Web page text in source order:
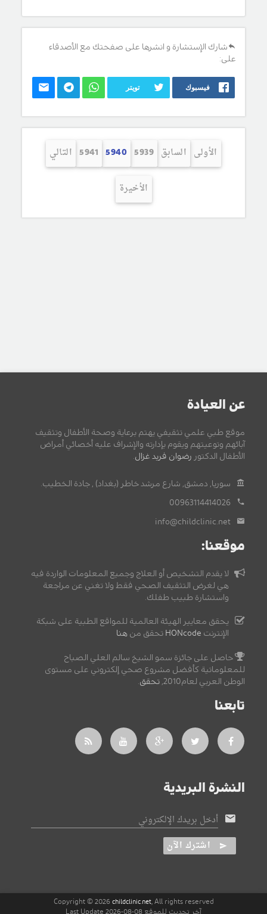
شارك الإستشارة و انشرها على صفحتك مع الأصدقاء
على:
فيسبوك تويتر
الأولى السابق 5939
5940
5941 التالي
الأخيرة
عن العيادة
موقع طبي علمي تثقيفي يهتم برعاية وصحة الأطفال وتثقيف
آبائهم وتوعيتهم ويقوم بإدارته والإشراف عليه أخصائي أمراض
الأطفال الدكتور رضوان فريد غزال
سوريا, دمشق, شارع مرشد خاطر (بغداد) , جادة الخطيب.
00963114414026
info@childclinic.net
موقعنا:
لا يقدم التشخيص أو العلاج وجميع المعلومات الواردة فيه
هي لغرض التثقيف الصحي فقط ولا تغني عن مراجعة
واستشارة طبيب طفلك.
يحقق معايير الهيئة العالمية للمواقع الطبية على شبكة
الإنترنت HONcode تحقق من هنا
حاصل على جائزة سمو الشيخ سالم العلي الصباح
للمعلوماتية كأفضل مشروع صحي إلكتروني على مستوى
الوطن العربي لعام2010,
تحقق
تابعنا
النشرة البريدية
أدخل بريدك الإلكتروني
اشترك الآن
Copyright © 2026 childclinic.net, All rights reserved
آخر تحديث للموقع 08-08-2026 Last Update